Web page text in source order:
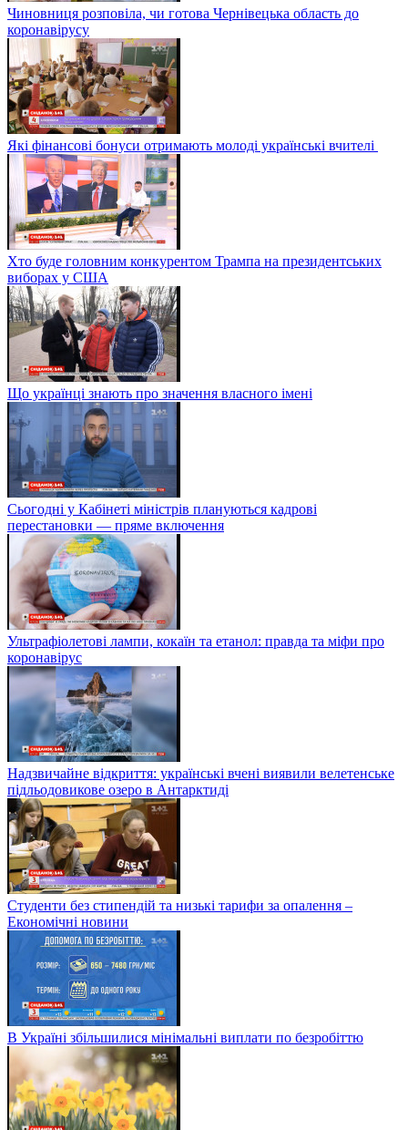
Чиновниця розповіла, чи готова Чернівецька область до
коронавірусу
Які фінансові бонуси отримають молоді українські вчителі
Хто буде головним конкурентом Трампа на президентських
виборах у США
Що українці знають про значення власного імені
Сьогодні у Кабінеті міністрів плануються кадрові
перестановки — пряме включення
Ультрафіолетові лампи, кокаїн та етанол: правда та міфи про
коронавірус
Надзвичайне відкриття: українські вчені виявили велетенське
підльодовикове озеро в Антарктиді
Студенти без стипендій та низькі тарифи за опалення –
Економічні новини
В Україні збільшилися мінімальні виплати по безробіттю